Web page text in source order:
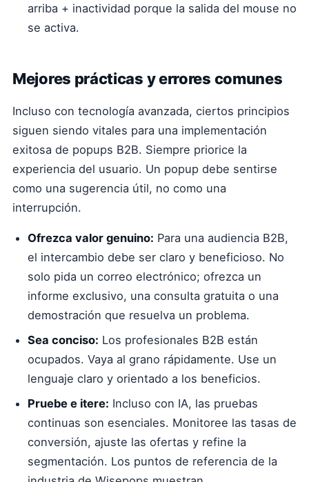
arriba + inactividad porque la salida del mouse no
se activa.
Mejores prácticas y errores comunes
Incluso con tecnología avanzada, ciertos principios
siguen siendo vitales para una implementación
exitosa de popups B2B. Siempre priorice la
experiencia del usuario. Un popup debe sentirse
como una sugerencia útil, no como una
interrupción.
Ofrezca valor genuino: Para una audiencia B2B,
el intercambio debe ser claro y beneficioso. No
solo pida un correo electrónico; ofrezca un
informe exclusivo, una consulta gratuita o una
demostración que resuelva un problema.
Sea conciso: Los profesionales B2B están
ocupados. Vaya al grano rápidamente. Use un
lenguaje claro y orientado a los beneficios.
Pruebe e itere: Incluso con IA, las pruebas
continuas son esenciales. Monitoree las tasas de
conversión, ajuste las ofertas y refine la
segmentación. Los puntos de referencia de la